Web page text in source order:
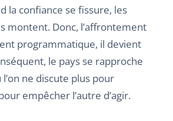
la confiance se fissure, les
montent. Donc, l’affrontement
programmatique, il devient
le pays se rapproche
ne discute plus pour
empêcher l’autre d’agir.